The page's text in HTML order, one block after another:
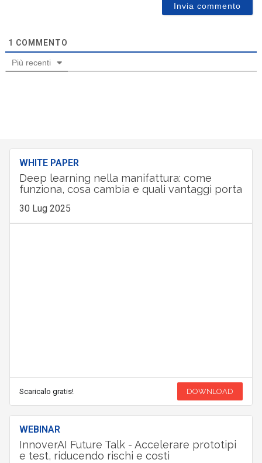
1 COMMENTO
Più recenti
WHITE PAPER
Deep learning nella manifattura: come
funziona, cosa cambia e quali vantaggi porta
30 Lug 2025
Scaricalo gratis! DOWNLOAD
WEBINAR
InnoverAI Future Talk - Accelerare prototipi
e test, riducendo rischi e costi